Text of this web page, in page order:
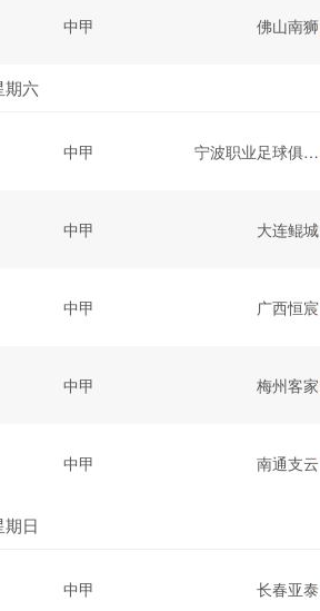
中甲 佛山南狮
期六
中甲
宁波职业足球俱乐
中甲 大连鲲城
中甲 广西恒宸
中甲 梅州客家
中甲 南通支云
期日
中甲 长春亚泰